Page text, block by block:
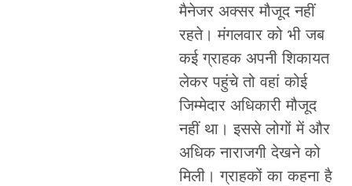
मैनेजर अक्सर मौजूद नहीं
रहते। मंगलवार को भी जब
कई ग्राहक अपनी शिकायत
लेकर पहुंचे तो वहां कोई
जिम्मेदार अधिकारी मौजूद
नहीं था। इससे लोगों में और
अधिक नाराजगी देखने को
मिली। ग्राहकों का कहना है